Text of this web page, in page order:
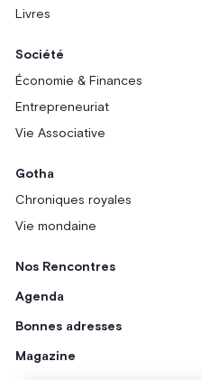
Livres
Société
Économie & Finances
Entrepreneuriat
Vie Associative
Gotha
Chroniques royales
Vie mondaine
Nos Rencontres
Agenda
Bonnes adresses
Magazine